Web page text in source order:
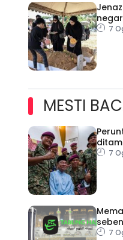
7
MESTI
7
7